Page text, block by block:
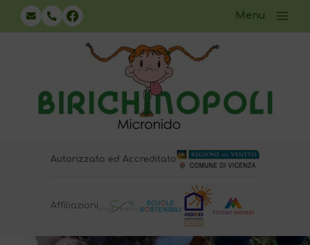
Menu
Autorizzato ed Accreditato
Affiliazioni